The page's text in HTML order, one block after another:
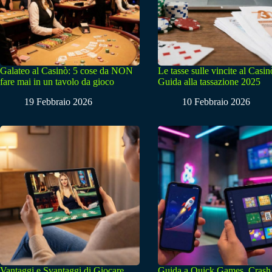
Galateo al Casinò: 5 cose da NON
fare mai in un tavolo da gioco
19 Febbraio 2026
Le tasse sulle vincite al
Guida alla tassazione 2025
10 Febbraio 2026